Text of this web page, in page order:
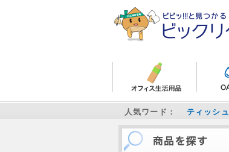
人気ワード： ティッシュ